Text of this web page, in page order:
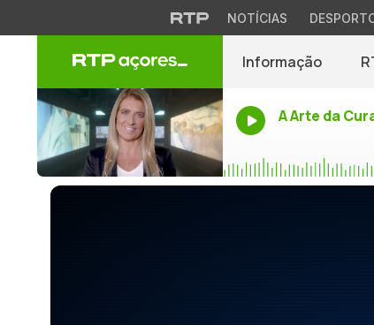
NOTÍCIAS
Informação
A Arte da